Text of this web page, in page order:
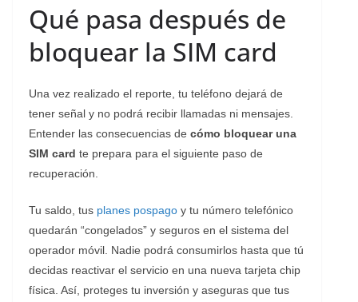
​Qué pasa después de
bloquear la SIM card
​Una vez realizado el reporte, tu teléfono dejará de
tener señal y no podrá recibir llamadas ni mensajes.
Entender las consecuencias de cómo bloquear una
SIM card te prepara para el siguiente paso de
recuperación.
Tu saldo, tus planes pospago y tu número telefónico
quedarán “congelados” y seguros en el sistema del
operador móvil. Nadie podrá consumirlos hasta que tú
decidas reactivar el servicio en una nueva tarjeta chip
física. Así, proteges tu inversión y aseguras que tus